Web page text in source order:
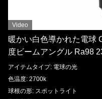
Video
暖かい白色導かれた電球
度ビームアングル Ra98
アイテムタイプ: 電球の光
色温度: 2700k
球根の形: スポットライト